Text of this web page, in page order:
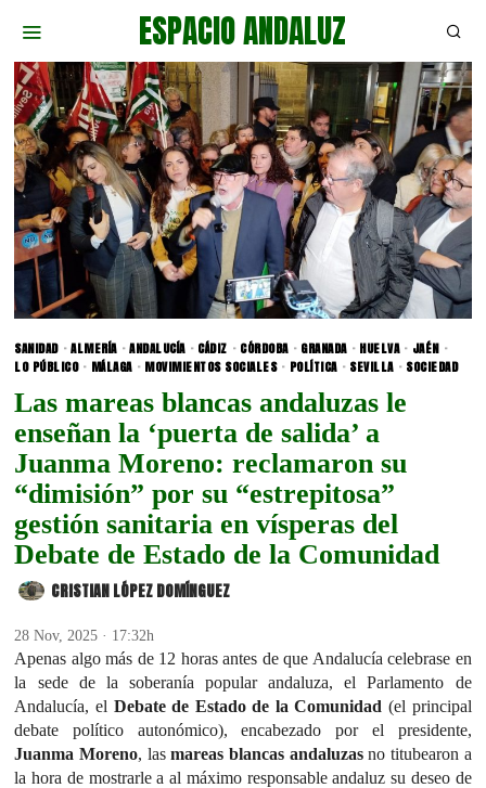
ESPACIO ANDALUZ
SANIDAD · ALMERÍA · ANDALUCÍA · CÁDIZ · CÓRDOBA · GRANADA · HUELVA · JAÉN ·
LO PÚBLICO · MÁLAGA · MOVIMIENTOS SOCIALES · POLÍTICA · SEVILLA · SOCIEDAD
Las mareas blancas andaluzas le
enseñan la ‘puerta de salida’ a
Juanma Moreno: reclamaron su
“dimisión” por su “estrepitosa”
gestión sanitaria en vísperas del
Debate de Estado de la Comunidad
CRISTIAN LÓPEZ DOMÍNGUEZ
28 Nov, 2025 · 17:32h
Apenas algo más de 12 horas antes de que Andalucía celebrase en
la sede de la soberanía popular andaluza, el Parlamento de
Andalucía, el Debate de Estado de la Comunidad (el principal
debate político autonómico), encabezado por el presidente,
Juanma Moreno, lasmareas blancas andaluzasno titubearon a
la hora de mostrarle a al máximo responsable andaluz su deseo de